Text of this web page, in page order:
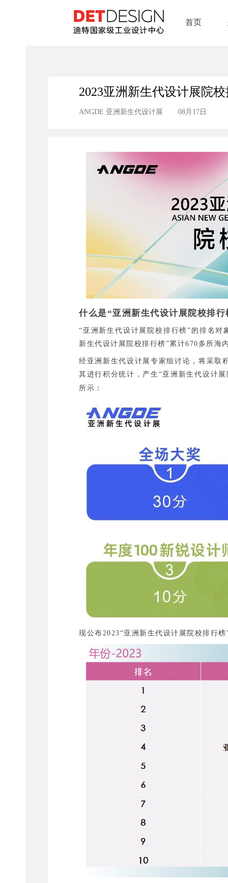
首页
2023亚洲新生代设计展院
ANGDE 亚洲新生代设计展 08月17日
什么是“亚洲新生代设计展院校排行
“亚洲新生代设计展院校排行榜”的排名
新生代设计展院校排行榜”累计670多所海
经亚洲新生代设计展专家组讨论，将采取
其进行积分统计，产生“亚洲新生代设计
所示：
现公布2023“亚洲新生代设计展院校排行榜